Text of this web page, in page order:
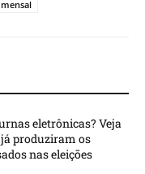
mensal
eletrônicas? Veja
produziram os
nas eleições